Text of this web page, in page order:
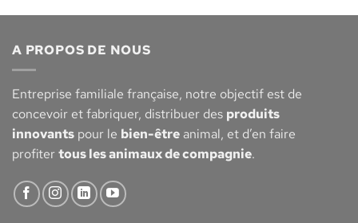
A PROPOS DE NOUS
Entreprise familiale française, notre objectif est de
concevoir et fabriquer, distribuer des produits
innovants pour le bien-être animal, et d’en faire
profitertous les animaux de compagnie.